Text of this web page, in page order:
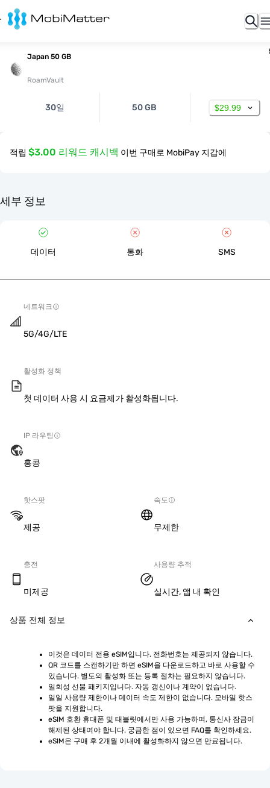
Japan 50 GB
RoamVault
30일 50 GB $29.99
적립 $3.00 리워드 캐시백 이번 구매로 MobiPay 지갑에
세부 정보
데이터 통화 SMS
네트워크
5G/4G/LTE
활성화 정책
첫 데이터 사용 시 요금제가 활성화됩니다.
IP 라우팅
홍콩
핫스팟
제공
속도
무제한
충전
미제공
사용량 추적
실시간, 앱 내 확인
상품 전체 정보
이것은 데이터 전용 eSIM입니다. 전화번호는 제공되지 않습니다.
QR 코드를 스캔하기만 하면 eSIM을 다운로드하고 바로 사용할 수
있습니다. 별도의 활성화 또는 등록 절차는 필요하지 않습니다.
일회성 선불 패키지입니다. 자동 갱신이나 계약이 없습니다.
일일 사용량 제한이나 데이터 속도 제한이 없습니다. 모바일 핫스
팟을 지원합니다.
eSIM 호환 휴대폰 및 태블릿에서만 사용 가능하며, 통신사 잠금이
해제된 상태여야 합니다. 궁금한 점이 있으면 FAQ를 확인하세요.
eSIM은 구매 후 2개월 이내에 활성화하지 않으면 만료됩니다.